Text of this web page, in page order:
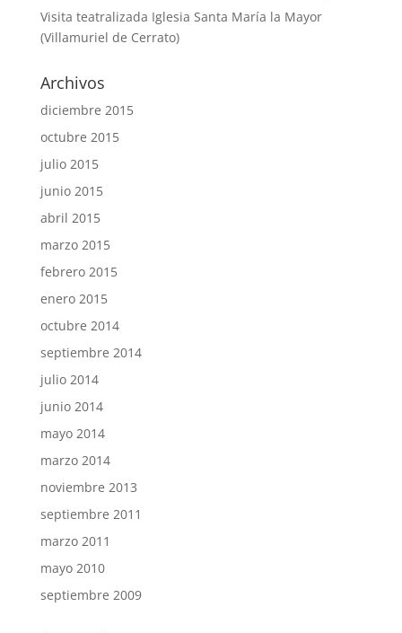
Visita teatralizada Iglesia Santa María la Mayor
(Villamuriel de Cerrato)
Archivos
diciembre 2015
octubre 2015
julio 2015
junio 2015
abril 2015
marzo 2015
febrero 2015
enero 2015
octubre 2014
septiembre 2014
julio 2014
junio 2014
mayo 2014
marzo 2014
noviembre 2013
septiembre 2011
marzo 2011
mayo 2010
septiembre 2009